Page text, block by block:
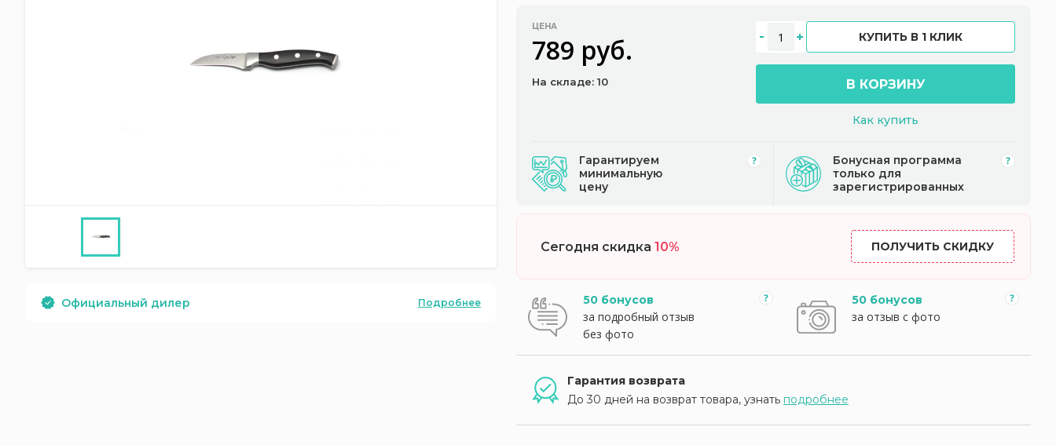
Официальный дилер Подробнее
ЦЕНА
789 руб.
На складе: 10
КУПИТЬ В 1 КЛИК
В КОРЗИНУ
Как купить
Гарантируем
минимальную
цену
Бонусная программа
только для
зарегистрированных
Сегодня скидка 10% ПОЛУЧИТЬ СКИДКУ
50 бонусов
за подробный отзыв
без фото
50 бонусов
за отзыв с фото
Гарантия возврата
До 30 дней на возврат товара, узнать подробнее